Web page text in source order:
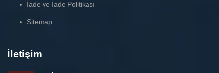
İade ve İade Politikası
Sitemap
İletişim